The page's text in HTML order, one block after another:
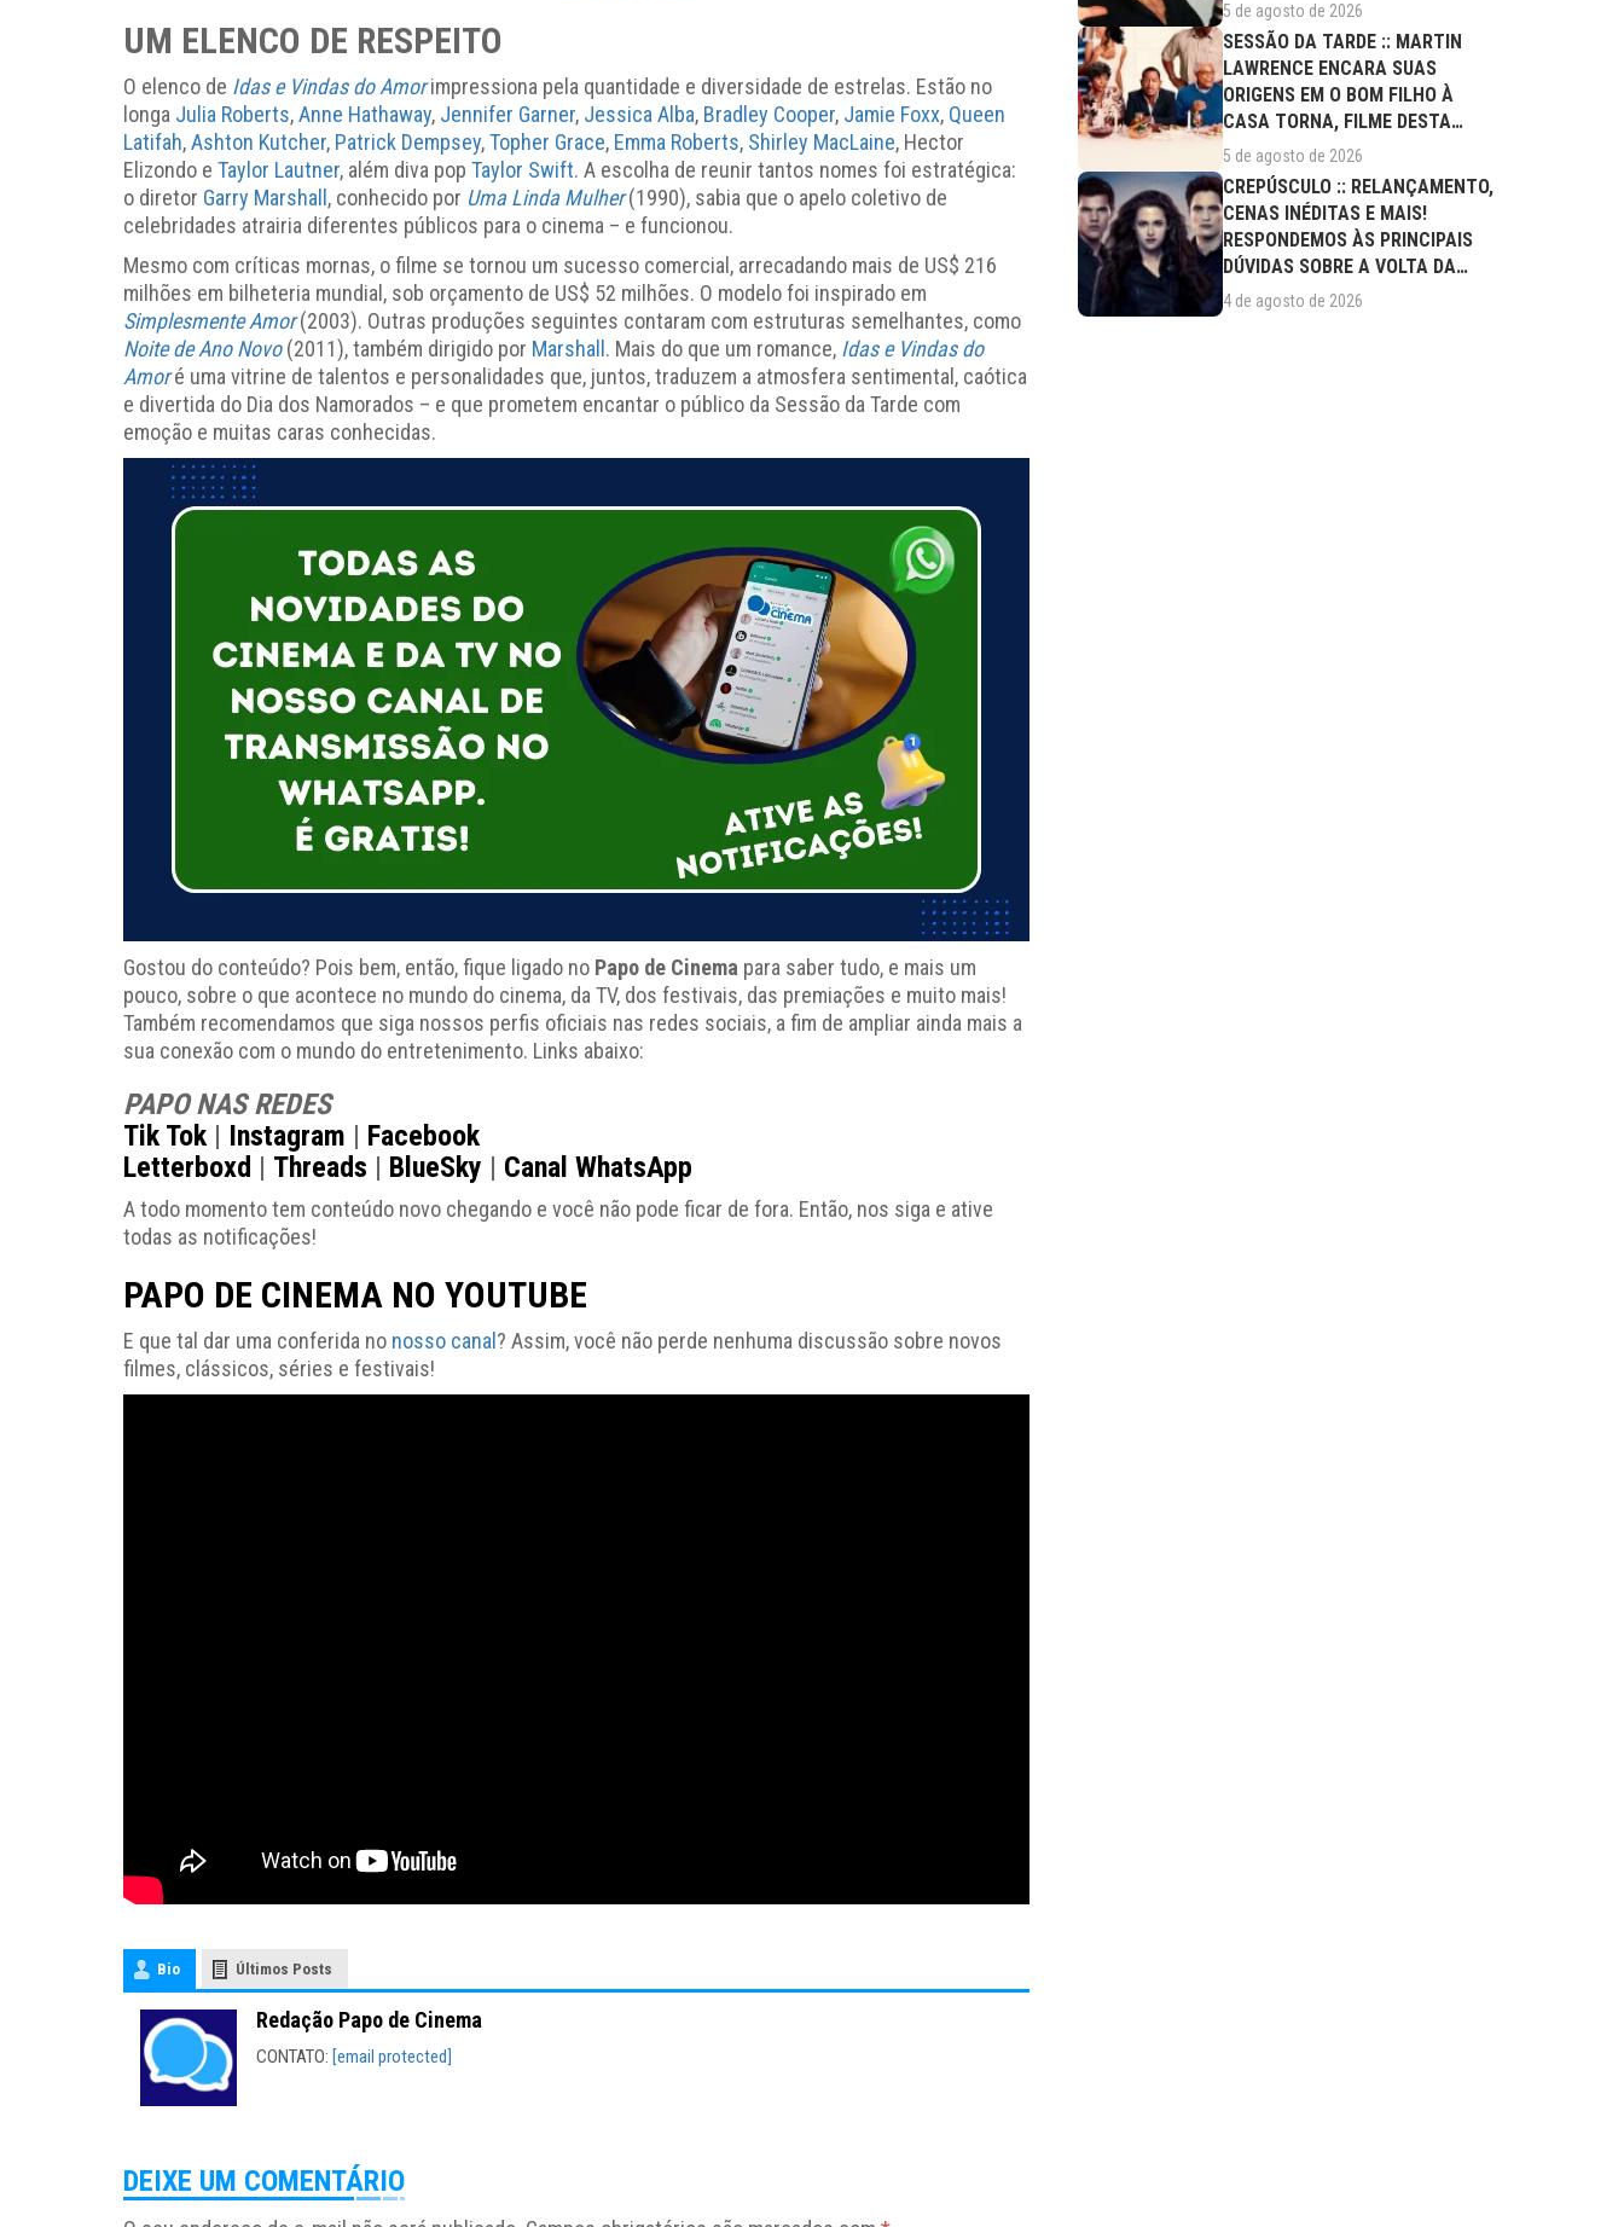
UM ELENCO DE RESPEITO
O elenco de Idas e Vindas do Amorimpressiona pela quantidade e diversidade de estrelas. Estão no
longa Julia Roberts,Anne Hathaway, Jennifer Garner, Jessica Alba, Bradley Cooper, Jamie Foxx, Queen
Latifah,Ashton Kutcher, Patrick Dempsey,Topher Grace, Emma Roberts, Shirley MacLaine, Hector
Elizondo e Taylor Lautner, além diva pop Taylor Swift. A escolha de reunir tantos nomes foi estratégica:
o diretor Garry Marshall , conhecido por Uma Linda Mulher(1990), sabia que o apelo coletivo de
celebridades atrairia diferentes públicos para o cinema – e funcionou.
Mesmo com críticas mornas, o filme se tornou um sucesso comercial, arrecadando mais de US$ 216
milhões em bilheteria mundial, sob orçamento de US$ 52 milhões. O modelo foi inspirado em
Simplesmente Amor(2003). Outras produções seguintes contaram com estruturas semelhantes, como
Noite de Ano Novo(2011), também dirigido por Marshall . Mais do que um romance, Idas e Vindas do
Amoré uma vitrine de talentos e personalidades que, juntos, traduzem a atmosfera sentimental, caótica
e divertida do Dia dos Namorados – e que prometem encantar o público da Sessão da Tarde com
emoção e muitas caras conhecidas.
Gostou do conteúdo? Pois bem, então, fique ligado no Papo de Cinema para saber tudo, e mais um
pouco, sobre o que acontece no mundo do cinema, da TV, dos festivais, das premiações e muito mais!
Também recomendamos que siga nossos perfis oficiais nas redes sociais, a fim de ampliar ainda mais a
sua conexão com o mundo do entretenimento. Links abaixo:
PAPO NAS REDES
Tik Tok | Instagram | Facebook
Letterboxd | Threads | BlueSky | Canal WhatsApp
A todo momento tem conteúdo novo chegando e você não pode ficar de fora. Então, nos siga e ative
todas as notificações!
PAPO DE CINEMA NO YOUTUBE
E que tal dar uma conferida no nosso canal ? Assim, você não perde nenhuma discussão sobre novos
filmes, clássicos, séries e festivais!
Bio Últimos Posts
Redação Papo de Cinema
CONTATO: [email protected]
DEIXE UM COMENTÁRIO
5 de agosto de 2026
SESSÃO DA TARDE :: MARTIN
LAWRENCE ENCARA SUAS
ORIGENS EM O BOM FILHO À
CASA TORNA, FILME DESTA
QUARTA (05/08)
5 de agosto de 2026
CREPÚSCULO :: RELANÇAMENTO,
CENAS INÉDITAS E MAIS!
RESPONDEMOS ÀS PRINCIPAIS
DÚVIDAS SOBRE A VOLTA DA
SAGA AOS CINEMAS
4 de agosto de 2026